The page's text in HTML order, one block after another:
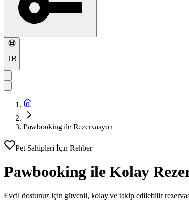
TR
Pawbooking ile Rezervasyon
Pet Sahipleri İçin Rehber
Pawbooking ile Kolay
Evcil dostunuz için güvenli, kolay ve takip edilebilir